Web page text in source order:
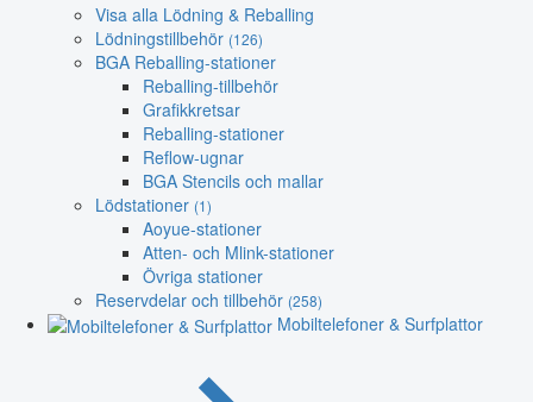
Visa alla Lödning & Reballing
Lödningstillbehör (126)
BGA Reballing-stationer
Reballing-tillbehör
Grafikkretsar
Reballing-stationer
Reflow-ugnar
BGA Stencils och mallar
Lödstationer (1)
Aoyue-stationer
Atten- och Mlink-stationer
Övriga stationer
Reservdelar och tillbehör (258)
Mobiltelefoner & Surfplattor